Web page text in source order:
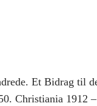
Et Bidrag til
Christiania 1912